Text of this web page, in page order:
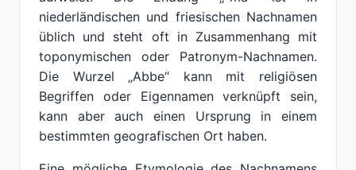
niederländischen und friesischen Nachnamen
üblich und steht oft in Zusammenhang mit
toponymischen oder Patronym-Nachnamen.
Die Wurzel „Abbe“ kann mit religiösen
Begriffen oder Eigennamen verknüpft sein,
kann aber auch einen Ursprung in einem
bestimmten geografischen Ort haben.